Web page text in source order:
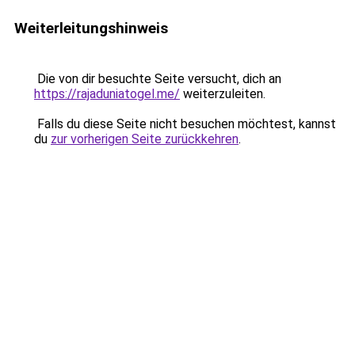
Weiterleitungshinweis
Die von dir besuchte Seite versucht, dich an
https://rajaduniatogel.me/ weiterzuleiten.
Falls du diese Seite nicht besuchen möchtest, kannst
du zur vorherigen Seite zurückkehren.